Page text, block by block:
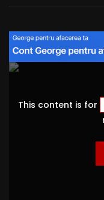
This content is for